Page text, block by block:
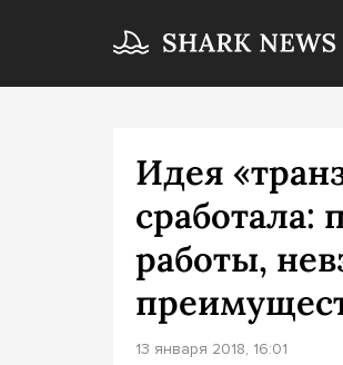
Идея
сработала:
работы,
13 января 2018, 16:01